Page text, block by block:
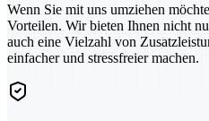
Wenn Sie mit uns umziehen
Vorteilen. Wir bieten Ihnen nicht
auch eine Vielzahl von
einfacher und stressfreier machen.